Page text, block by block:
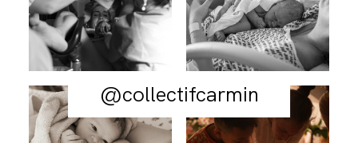
@collectifcarmin